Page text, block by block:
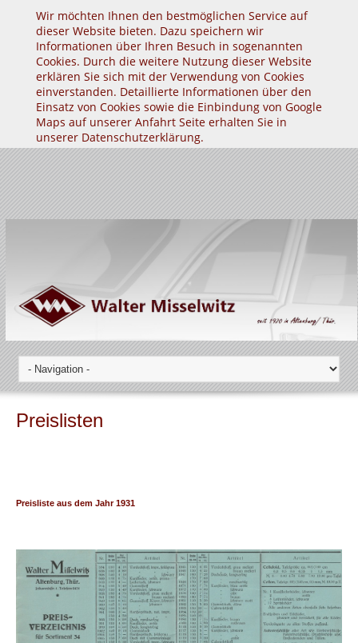
Wir möchten Ihnen den bestmöglichen Service auf
dieser Website bieten. Dazu speichern wir
Informationen über Ihren Besuch in sogenannten
Cookies. Durch die weitere Nutzung dieser Website
erklären Sie sich mit der Verwendung von Cookies
einverstanden. Detaillierte Informationen über den
Einsatz von Cookies sowie die Einbindung von Google
Maps auf unserer Anfahrt Seite erhalten Sie in
unserer Datenschutzerklärung.
Preislisten
Preisliste aus dem Jahr 1931